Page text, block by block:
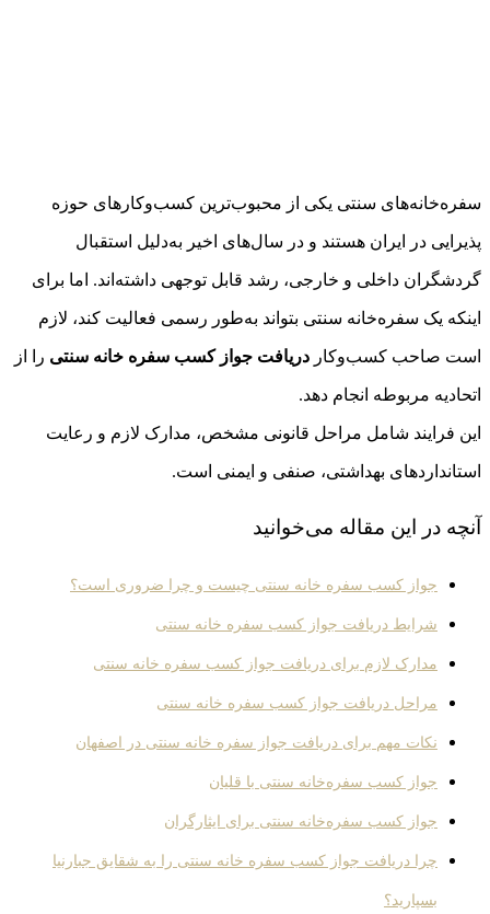
سفره‌خانه‌های سنتی یکی از محبوب‌ترین کسب‌وکارهای حوزه
پذیرایی در ایران هستند و در سال‌های اخیر به‌دلیل استقبال
گردشگران داخلی و خارجی، رشد قابل توجهی داشته‌اند. اما برای
اینکه یک سفره‌خانه سنتی بتواند به‌طور رسمی فعالیت کند، لازم
است صاحب کسب‌وکار دریافت جواز کسب سفره خانه سنتی را از
اتحادیه مربوطه انجام دهد.
این فرایند شامل مراحل قانونی مشخص، مدارک لازم و رعایت
استانداردهای بهداشتی، صنفی و ایمنی است.
آنچه در این مقاله می‌خوانید
جواز کسب سفره خانه سنتی چیست و چرا ضروری است؟
شرایط دریافت جواز کسب سفره خانه سنتی
مدارک لازم برای دریافت جواز کسب سفره خانه سنتی
مراحل دریافت جواز کسب سفره خانه سنتی
نکات مهم برای دریافت جواز سفره خانه سنتی در اصفهان
جواز کسب سفره‌خانه سنتی با قلیان
جواز کسب سفره‌خانه سنتی برای ایثارگران
چرا دریافت جواز کسب سفره خانه سنتی را به شقایق جبارنیا
بسپارید؟